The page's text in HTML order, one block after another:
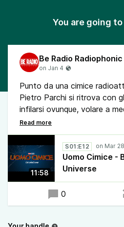
You are going
Punto da una cimice
Pietro Parchi si ritrova con
infilarsi ovunque, volare a
olezzi. Il nuovo eroe dovrà
Raid, un potente industriale
insetticida che lo trasforma
controllo.
11:58
S01:E12
Uomo Cimice -
Universe
0